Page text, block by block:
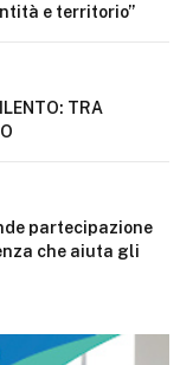
e territorio”
TRA
partecipazione
che aiuta gli